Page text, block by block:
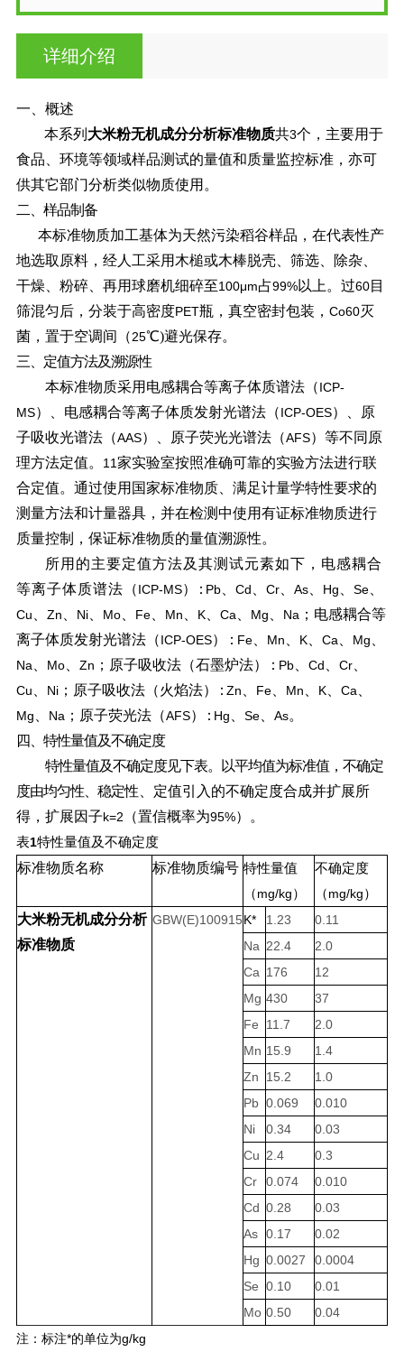
详细介绍
一、概述
本系列 大米粉无机成分分析标准物质共3个，主要用于
食品、环境等领域样品测试的量值和质量监控标准，亦可
供其它部门分析类似物质使用。
二、样品制备
本标准物质加工基体为天然污染稻谷样品，在代表性产
地选取原料，经人工采用木槌或木棒脱壳、筛选、除杂、
干燥、粉碎、再用球磨机细碎至100μm占99%以上。过60目
筛混匀后，分装于高密度PET瓶，真空密封包装， Co60灭
菌，置于空调间（25℃)避光保存。
三、定值方法及溯源性
本标准物质采用电感耦合等离子体质谱法（ICP-
MS）、电感耦合等离子体质发射光谱法（ICP-OES）、原
子吸收光谱法（AAS）、原子荧光光谱法（AFS）等不同原
理方法定值。 11家实验室按照准确可靠的实验方法进行联
合定值。通过使用国家标准物质、满足计量学特性要求的
测量方法和计量器具，并在检测中使用有证标准物质进行
质量控制，保证标准物质的量值溯源性。
所用的主要定值方法及其测试元素如下，电感耦合
等离子体质谱法 （ICP-MS）： Pb、 Cd Cr、 As、 Hg Se、
Cu Zn Ni、 Mo、 Fe、 Mn K、 Ca Mg Na ；电感耦合等
离子体质发射光谱法（ICP-OES）： Fe、 Mn K、 Ca Mg
Na Mo、 Zn ；原子吸收法（石墨炉法）： Pb、 Cd Cr、
Cu Ni；原子吸收法（火焰法）： Zn Fe、 Mn K、 Ca
Mg Na ；原子荧光法（AFS）： Hg Se、 As。
四、特性量值及不确定度
特性量值及不确定度见下表。以平均值为标准值，不确定
度由均匀性、稳定性、定值引入的不确定度合成并扩展所
得，扩展因子k=2 （置信概率为95%）。
表1特性量值及不确定度
标准物质名称 标准物质编号 特性量值
（mg/kg）
不确定度
（mg/kg）
大米粉无机成分分析
标准物质
GBW(E)100915K* 1.23
0.11
Na 22.4
2.0
Ca 176
12
Mg 430
37
Fe
11.7
2.0
Mn 15.9
1.4
Zn
15.2
1.0
Pb 0.069
0.010
Ni
0.34
0.03
Cu 2.4
0.3
Cr
0.074
0.010
Cd 0.28
0.03
As 0.17
0.02
Hg 0.0027
0.0004
Se 0.10
0.01
Mo 0.50 0.04
注：标注*的单位为g/kg